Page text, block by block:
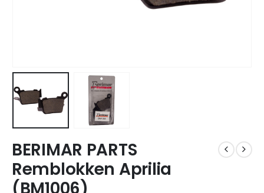
BERIMAR PARTS
Remblokken Aprilia
(BM1006)